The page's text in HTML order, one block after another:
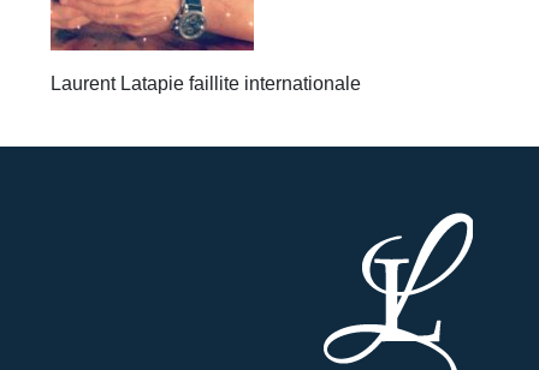
Laurent Latapie faillite internationale